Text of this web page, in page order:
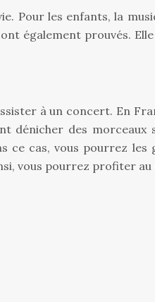
Pour les enfants, la
également prouvés.
à un concert. En
dénicher des
ce cas, vous pourrez
vous pourrez profiter au